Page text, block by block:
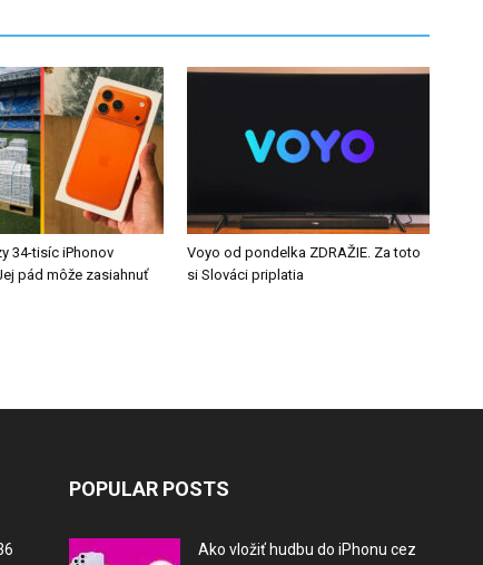
34-tisíc iPhonov
pád môže zasiahnuť
Voyo od pondelka ZDRAŽIE. Za toto
si Slováci priplatia
POPULAR POSTS
Ako vložiť hudbu do iPhonu cez